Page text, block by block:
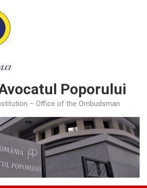
de unelte
Poporului
– Office of the Ombudsman